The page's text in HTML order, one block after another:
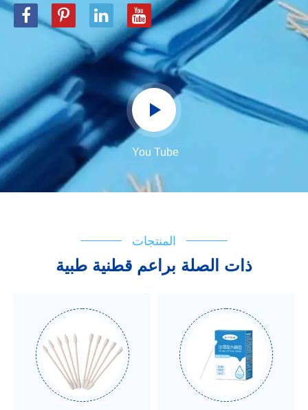
You Tube
المنتجات
ذات الصلة براعم قطنية طبية